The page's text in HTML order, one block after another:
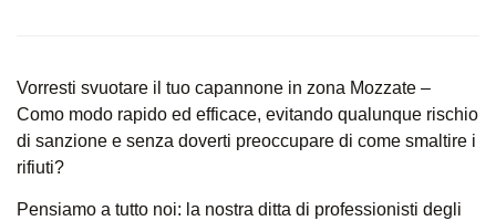
Vorresti svuotare il tuo capannone in zona Mozzate –
Como modo rapido ed efficace, evitando qualunque rischio
di sanzione e senza doverti preoccupare di come smaltire i
rifiuti?
Pensiamo a tutto noi: la nostra ditta di professionisti degli